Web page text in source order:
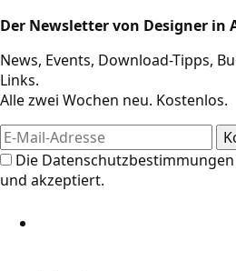
Design-Ressourcen
Der Newsletter von Designer in
News, Events, Download-Tipps,
Links.
Alle zwei Wochen neu. Kostenlos.
Die Datenschutzbestimmungen
und akzeptiert.